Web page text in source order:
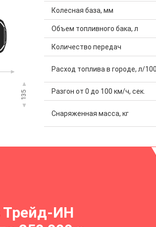
135
Колесная база, мм
Объем топливного бака, л
Количество передач
Расход топлива в городе, л/
Разгон от 0 до 100 км/ч, сек.
Снаряженная масса, кг
Трейд-ИН